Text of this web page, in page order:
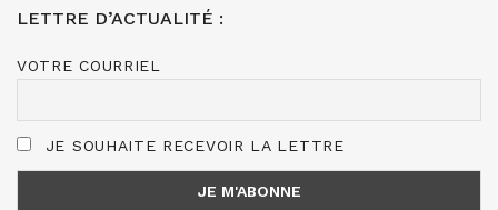
LETTRE D’ACTUALITÉ :
VOTRE COURRIEL
JE SOUHAITE RECEVOIR LA LETTRE